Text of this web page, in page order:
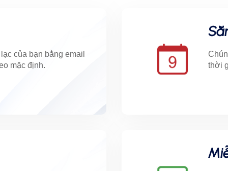
của bạn bằng email
mặc định.
thời